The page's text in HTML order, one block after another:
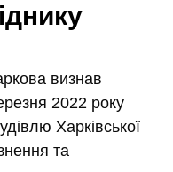
визнав
2022 року
Харківської
та